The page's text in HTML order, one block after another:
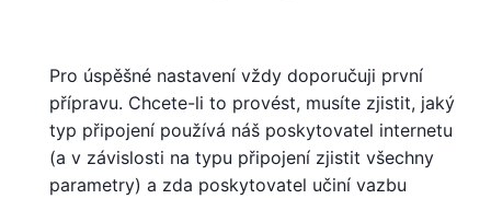
Pro úspěšné nastavení vždy doporučuji první
přípravu. Chcete-li to provést, musíte zjistit, jaký
typ připojení používá náš poskytovatel internetu
(a v závislosti na typu připojení zjistit všechny
parametry) a zda poskytovatel učiní vazbu